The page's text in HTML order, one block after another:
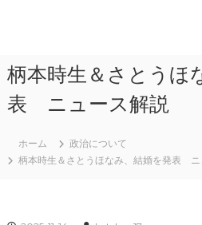
柄本時生＆さとうほ
表 ニュース解説
ホーム
政治について
柄本時生＆さとうほなみ、結婚を発表 ニ